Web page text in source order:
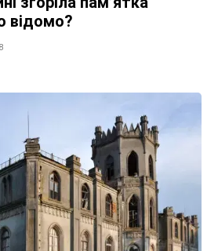
відомо?